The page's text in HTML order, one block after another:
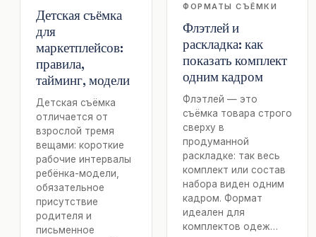
Детская съёмка
для
маркетплейсов:
правила,
тайминг, модели
Детская съёмка
отличается от
взрослой тремя
вещами: короткие
рабочие интервалы
ребёнка-модели,
обязательное
присутствие
родителя и
письменное
ФОРМАТЫ СЪЁМКИ
Флэтлей и
раскладка: как
показать комплект
одним кадром
Флэтлей — это
съёмка товара строго
сверху в
продуманной
раскладке: так весь
комплект или состав
набора виден одним
кадром. Формат
идеален для
комплектов одеж…